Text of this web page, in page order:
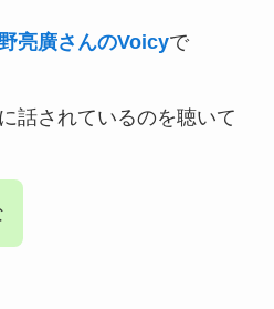
亮廣さんのVoicyで
話されているのを聴いて